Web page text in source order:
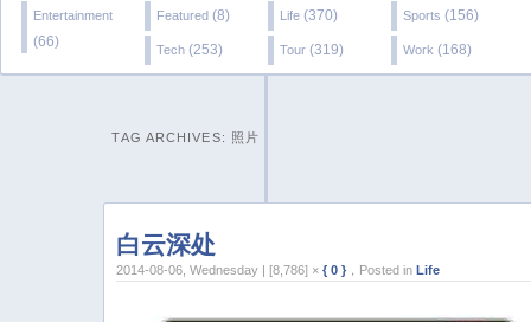
Entertainment
(66)
Featured (8) Life (370) Sports (156)
Tech (253) Tour (319) Work (168)
TAG ARCHIVES: 照片
白云深处
2014-08-06, Wednesday | [8,786] ×{ 0 } ，Posted inLife